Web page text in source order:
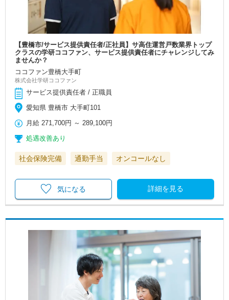
【豊橋市/サービス提供責任者/正社員】サ高住運営戸数業界トップ
クラスの学研ココファン、サービス提供責任者にチャレンジしてみ
ませんか？
ココファン豊橋大手町
株式会社学研ココファン
サービス提供責任者 / 正職員
愛知県 豊橋市 大手町101
月給 271,700円 ～ 289,100円
処遇改善あり
社会保険完備 通勤手当 オンコールなし
詳細を見る
気になる